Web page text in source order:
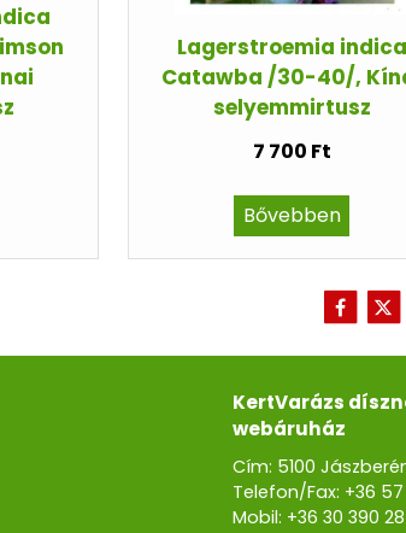
Lagerstroemia indica
Catawba /30-40/,
selyemmirtusz
7 700 Ft
Bővebben
KertVarázs
webáruház
Cím: 5100
Telefon/Fax: +36
Mobil: +36 30 390